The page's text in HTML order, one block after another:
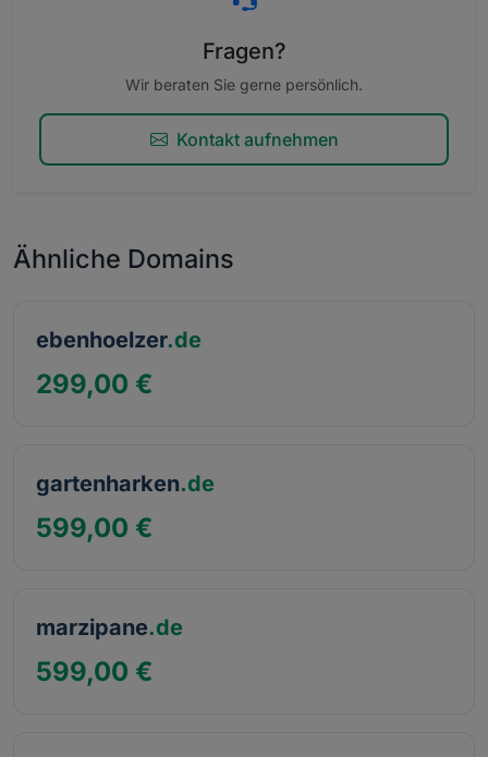
Fragen?
Wir beraten Sie gerne persönlich.
Kontakt aufnehmen
Ähnliche Domains
ebenhoelzer.de
299,00 €
gartenharken.de
599,00 €
marzipane.de
599,00 €